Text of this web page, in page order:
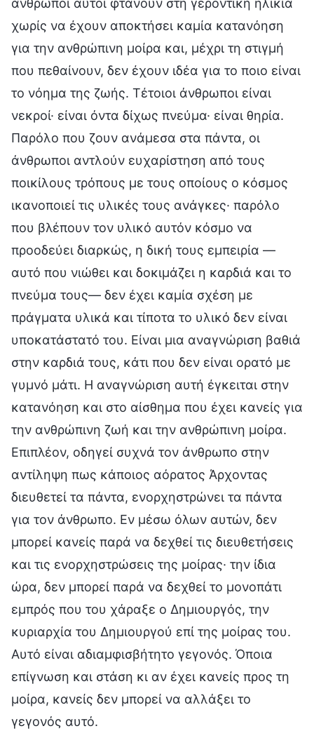
χωρίς να έχουν αποκτήσει καμία κατανόηση
για την ανθρώπινη μοίρα και, μέχρι τη στιγμή
που πεθαίνουν, δεν έχουν ιδέα για το ποιο είναι
το νόημα της ζωής. Τέτοιοι άνθρωποι είναι
νεκροί· είναι όντα δίχως πνεύμα· είναι θηρία.
Παρόλο που ζουν ανάμεσα στα πάντα, οι
άνθρωποι αντλούν ευχαρίστηση από τους
ποικίλους τρόπους με τους οποίους ο κόσμος
ικανοποιεί τις υλικές τους ανάγκες· παρόλο
που βλέπουν τον υλικό αυτόν κόσμο να
προοδεύει διαρκώς, η δική τους εμπειρία —
αυτό που νιώθει και δοκιμάζει η καρδιά και το
πνεύμα τους— δεν έχει καμία σχέση με
πράγματα υλικά και τίποτα το υλικό δεν είναι
υποκατάστατό του. Είναι μια αναγνώριση βαθιά
στην καρδιά τους, κάτι που δεν είναι ορατό με
γυμνό μάτι. Η αναγνώριση αυτή έγκειται στην
κατανόηση και στο αίσθημα που έχει κανείς για
την ανθρώπινη ζωή και την ανθρώπινη μοίρα.
Επιπλέον, οδηγεί συχνά τον άνθρωπο στην
αντίληψη πως κάποιος αόρατος Άρχοντας
διευθετεί τα πάντα, ενορχηστρώνει τα πάντα
για τον άνθρωπο. Εν μέσω όλων αυτών, δεν
μπορεί κανείς παρά να δεχθεί τις διευθετήσεις
και τις ενορχηστρώσεις της μοίρας· την ίδια
ώρα, δεν μπορεί παρά να δεχθεί το μονοπάτι
εμπρός που του χάραξε ο Δημιουργός, την
κυριαρχία του Δημιουργού επί της μοίρας του.
Αυτό είναι αδιαμφισβήτητο γεγονός. Όποια
επίγνωση και στάση κι αν έχει κανείς προς τη
μοίρα, κανείς δεν μπορεί να αλλάξει το
γεγονός αυτό.